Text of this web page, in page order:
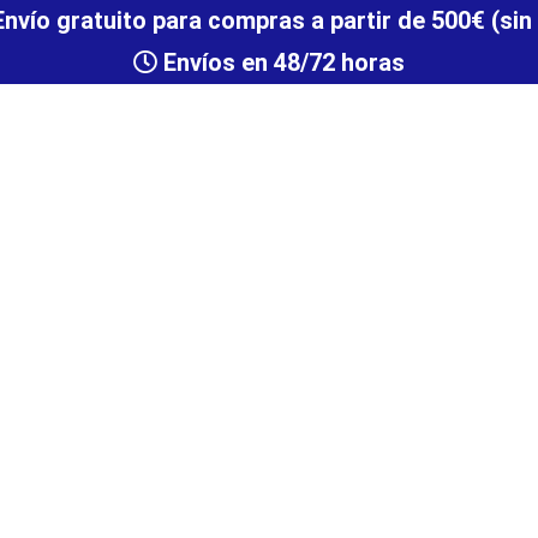
gratuito para compras a partir de 500€ (sin
Envíos en 48/72 horas